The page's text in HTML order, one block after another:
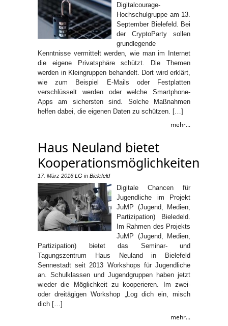
Digitalcourage-
Hochschulgruppe am 13.
September Bielefeld. Bei
der CryptoParty sollen
grundlegende
Kenntnisse vermittelt werden, wie man im Internet
die eigene Privatsphäre schützt. Die Themen
werden in Kleingruppen behandelt. Dort wird erklärt,
wie zum Beispiel E-Mails oder Festplatten
verschlüsselt werden oder welche Smartphone-
Apps am sichersten sind. Solche Maßnahmen
helfen dabei, die eigenen Daten zu schützen. […]
mehr...
Haus Neuland bietet
Kooperationsmöglichkeiten
17. März 2016 LG in Bielefeld
Digitale Chancen für
Jugendliche im Projekt
JuMP (Jugend, Medien,
Partizipation) Bieledeld.
Im Rahmen des Projekts
JuMP (Jugend, Medien,
Partizipation) bietet das Seminar- und
Tagungszentrum Haus Neuland in Bielefeld
Sennestadt seit 2013 Workshops für Jugendliche
an. Schulklassen und Jugendgruppen haben jetzt
wieder die Möglichkeit zu kooperieren. Im zwei-
oder dreitägigen Workshop „Log dich ein, misch
dich […]
mehr...